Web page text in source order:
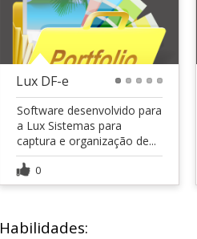
Lux DF-e
Software desenvolvido para
a Lux Sistemas para
captura e organização de...
0
Habilidades: